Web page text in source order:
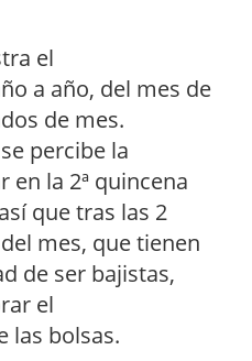
el
a año, del mes de
de mes.
percibe la
en la 2ª quincena
que tras las 2
mes, que tienen
de ser bajistas,
el
las bolsas.